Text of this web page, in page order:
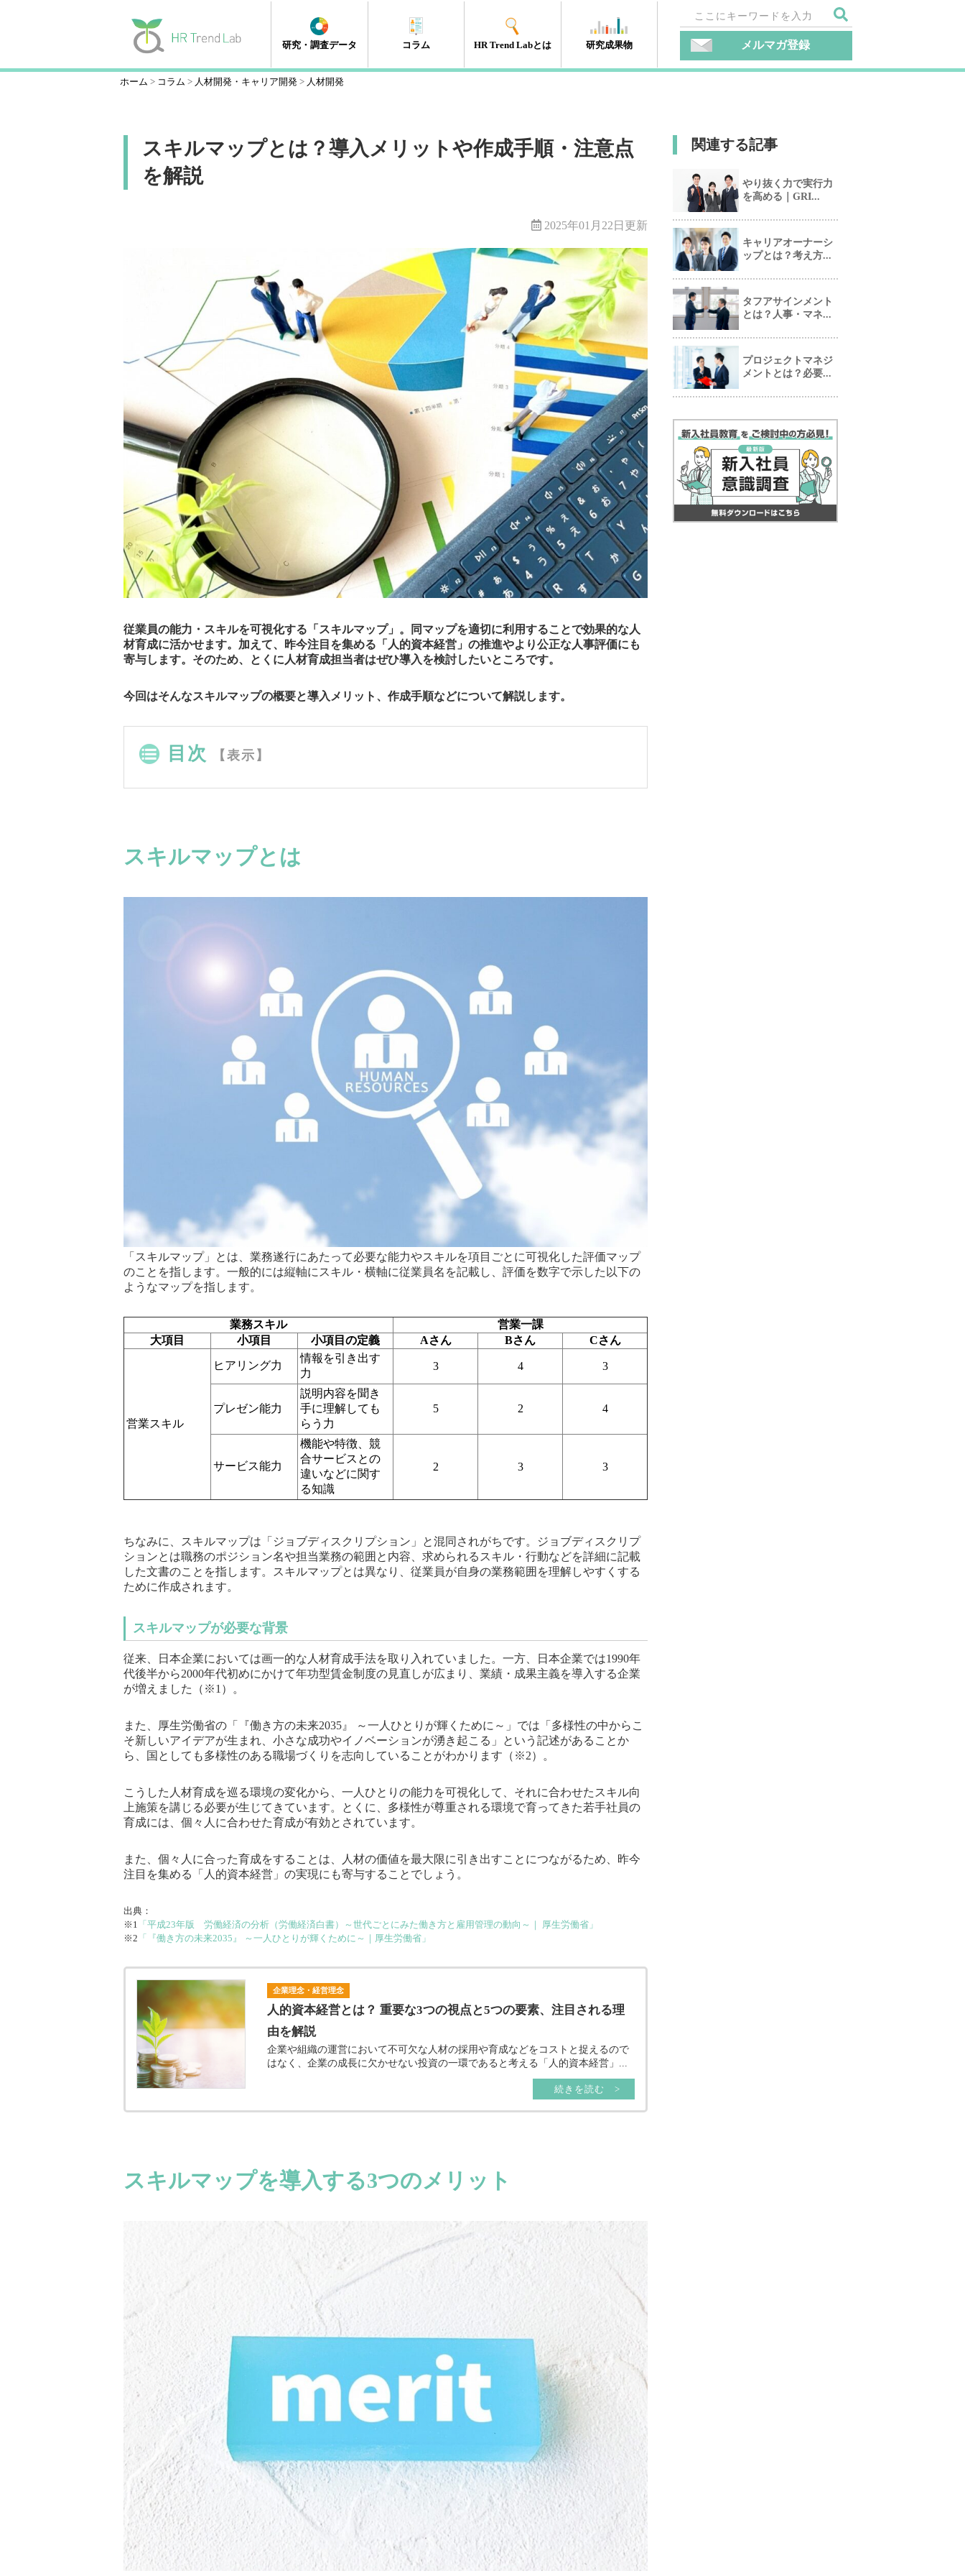
研究・調査データ コラム
エンゲージメント
タレントマネジメント
組織開発
新人・若年層
人材開発・キャリア開発
採用・雇用
HRテック
マネジメント層
リーダーシップ
人事制度
経営・戦略
働き方改革
HR Trend Labとは 研究成果物 メルマガ登録
ホーム コラム 人材開発・キャリア開発 人材開発
スキルマップとは？導入メリットや作成手順・注意点
を解説
2025年01月22日更新
従業員の能力・スキルを可視化する「スキルマップ」。同マップを適切に利用することで効果的な人
材育成に活かせます。加えて、昨今注目を集める「人的資本経営」の推進やより公正な人事評価にも
寄与します。そのため、とくに人材育成担当者はぜひ導入を検討したいところです。
今回はそんなスキルマップの概要と導入メリット、作成手順などについて解説します。
目次 【表示】
スキルマップとは
「スキルマップ」とは、業務遂行にあたって必要な能力やスキルを項目ごとに可視化した評価マップ
のことを指します。一般的には縦軸にスキル・横軸に従業員名を記載し、評価を数字で示した以下の
ようなマップを指します。
業務スキル
営業一課
大項目
小項目 小項目の定義 Aさん Bさん Cさん
営業スキル
ヒアリング力
情報を引き出す
力
3 4 3
プレゼン能力
説明内容を聞き
手に理解しても
らう力
5 2 4
サービス能力
機能や特徴、競
合サービスとの
違いなどに関す
る知識
2 3 3
ちなみに、スキルマップは「ジョブディスクリプション」と混同されがちです。ジョブディスクリプ
ションとは職務のポジション名や担当業務の範囲と内容、求められるスキル・行動などを詳細に記載
した文書のことを指します。スキルマップとは異なり、従業員が自身の業務範囲を理解しやすくする
ために作成されます。
スキルマップが必要な背景
従来、日本企業においては画一的な人材育成手法を取り入れていました。一方、日本企業では1990年
代後半から2000年代初めにかけて年功型賃金制度の見直しが広まり、業績・成果主義を導入する企業
が増えました（※1）。
また、厚生労働省の「『働き方の未来2035』 ～一人ひとりが輝くために～」では「多様性の中からこ
そ新しいアイデアが生まれ、小さな成功やイノベーションが湧き起こる」という記述があることか
ら、国としても多様性のある職場づくりを志向していることがわかります（※2）。
こうした人材育成を巡る環境の変化から、一人ひとりの能力を可視化して、それに合わせたスキル向
上施策を講じる必要が生じてきています。とくに、多様性が尊重される環境で育ってきた若手社員の
育成には、個々人に合わせた育成が有効とされています。
また、個々人に合った育成をすることは、人材の価値を最大限に引き出すことにつながるため、昨今
注目を集める「人的資本経営」の実現にも寄与することでしょう。
出典：
※1
「平成23年版 労働経済の分析（労働経済白書）～世代ごとにみた働き方と雇用管理の動向～｜ 厚生労働省」
※2 「『働き方の未来2035』 ～一人ひとりが輝くために～｜厚生労働省」
企業理念・経営理念
人的資本経営とは？ 重要な3つの視点と5つの要素、注目される理
由を解説
企業や組織の運営において不可欠な人材の採用や育成などをコストと捉えるので
はなく、企業の成長に欠かせない投資の一環であると考える「人的資本経営」...
続きを読む >
スキルマップを導入する3つのメリット
関連する記事
やり抜く力で実行力
を高める｜GRI...
キャリアオーナーシ
ップとは？考え方...
タフアサインメント
とは？人事・マネ...
プロジェクトマネジ
メントとは？必要...